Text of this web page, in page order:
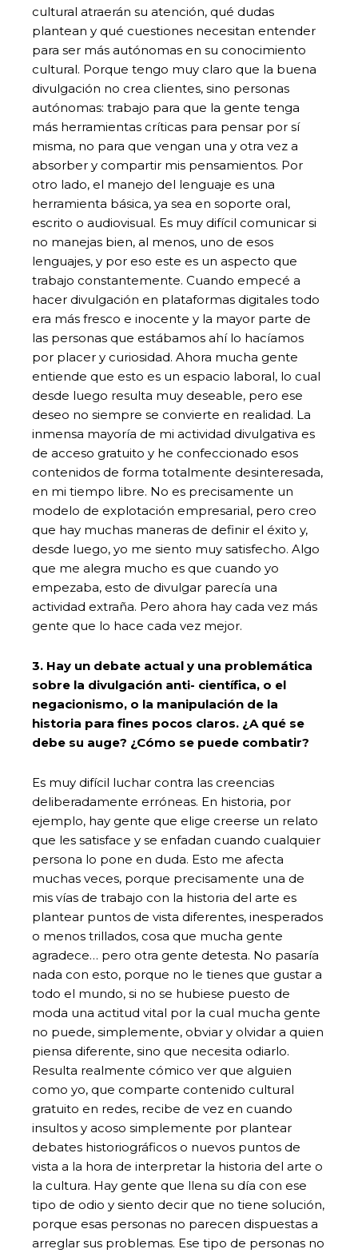
cultural atraerán su atención, qué dudas
plantean y qué cuestiones necesitan entender
para ser más autónomas en su conocimiento
cultural. Porque tengo muy claro que la buena
divulgación no crea clientes, sino personas
autónomas: trabajo para que la gente tenga
más herramientas críticas para pensar por sí
misma, no para que vengan una y otra vez a
absorber y compartir mis pensamientos. Por
otro lado, el manejo del lenguaje es una
herramienta básica, ya sea en soporte oral,
escrito o audiovisual. Es muy difícil comunicar si
no manejas bien, al menos, uno de esos
lenguajes, y por eso este es un aspecto que
trabajo constantemente. Cuando empecé a
hacer divulgación en plataformas digitales todo
era más fresco e inocente y la mayor parte de
las personas que estábamos ahí lo hacíamos
por placer y curiosidad. Ahora mucha gente
entiende que esto es un espacio laboral, lo cual
desde luego resulta muy deseable, pero ese
deseo no siempre se convierte en realidad. La
inmensa mayoría de mi actividad divulgativa es
de acceso gratuito y he confeccionado esos
contenidos de forma totalmente desinteresada,
en mi tiempo libre. No es precisamente un
modelo de explotación empresarial, pero creo
que hay muchas maneras de definir el éxito y,
desde luego, yo me siento muy satisfecho. Algo
que me alegra mucho es que cuando yo
empezaba, esto de divulgar parecía una
actividad extraña. Pero ahora hay cada vez más
gente que lo hace cada vez mejor.
3. Hay un debate actual y una problemática
sobre la divulgación anti- científica, o el
negacionismo, o la manipulación de la
historia para fines pocos claros. ¿A qué se
debe su auge? ¿Cómo se puede combatir?
Es muy difícil luchar contra las creencias
deliberadamente erróneas. En historia, por
ejemplo, hay gente que elige creerse un relato
que les satisface y se enfadan cuando cualquier
persona lo pone en duda. Esto me afecta
muchas veces, porque precisamente una de
mis vías de trabajo con la historia del arte es
plantear puntos de vista diferentes, inesperados
o menos trillados, cosa que mucha gente
agradece… pero otra gente detesta. No pasaría
nada con esto, porque no le tienes que gustar a
todo el mundo, si no se hubiese puesto de
moda una actitud vital por la cual mucha gente
no puede, simplemente, obviar y olvidar a quien
piensa diferente, sino que necesita odiarlo.
Resulta realmente cómico ver que alguien
como yo, que comparte contenido cultural
gratuito en redes, recibe de vez en cuando
insultos y acoso simplemente por plantear
debates historiográficos o nuevos puntos de
vista a la hora de interpretar la historia del arte o
la cultura. Hay gente que llena su día con ese
tipo de odio y siento decir que no tiene solución,
porque esas personas no parecen dispuestas a
arreglar sus problemas. Ese tipo de personas no